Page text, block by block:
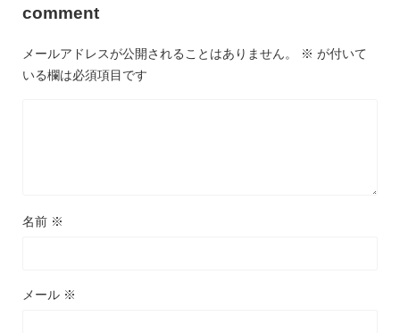
comment
メールアドレスが公開されることはありません。 ※ が付いて
いる欄は必須項目です
名前 ※
メール ※